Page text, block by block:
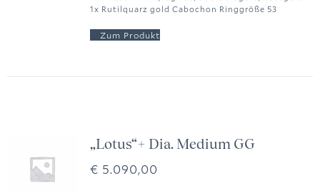
1x Rutilquarz gold Cabochon Ringgröße 53
„Lotus“+ Dia. Medium GG
€ 5.090,00